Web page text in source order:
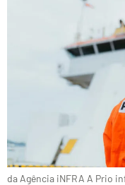
da Agência iNFRA A Prio